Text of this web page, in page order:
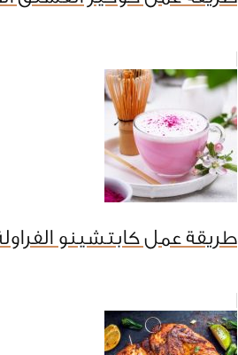
طريقة عمل كابتشينو